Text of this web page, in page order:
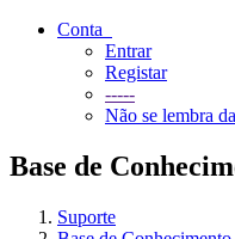
Conta
Entrar
Registar
-----
Não se lembra
Base de
Suporte